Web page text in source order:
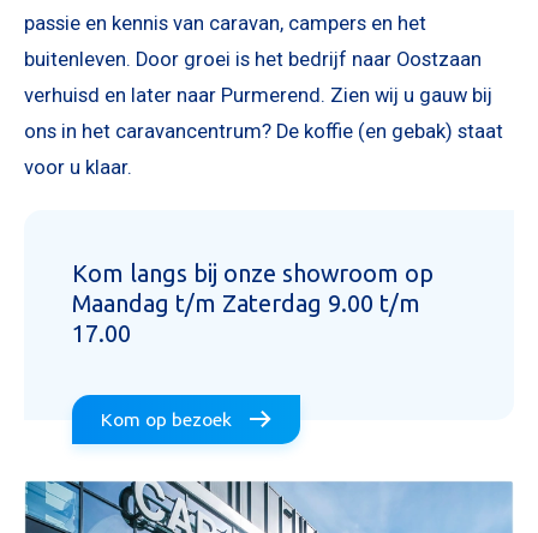
passie en kennis van caravan, campers en het
buitenleven. Door groei is het bedrijf naar Oostzaan
verhuisd en later naar Purmerend. Zien wij u gauw bij
ons in het caravancentrum? De koffie (en gebak) staat
voor u klaar.
Kom langs bij onze showroom op
Maandag t/m Zaterdag 9.00 t/m
17.00
Kom op bezoek